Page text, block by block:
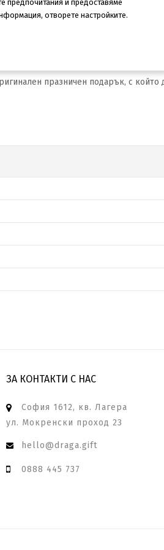
пред погледа ден след ден с
празничен подарък, с който
ЗА КОНТАКТИ С НАС
София 1612, кв. Лагера
ул. Мокренски проход 23
hello@draga.gift
0888 445 737
предпочитания и предоставяме
отворете настройките.